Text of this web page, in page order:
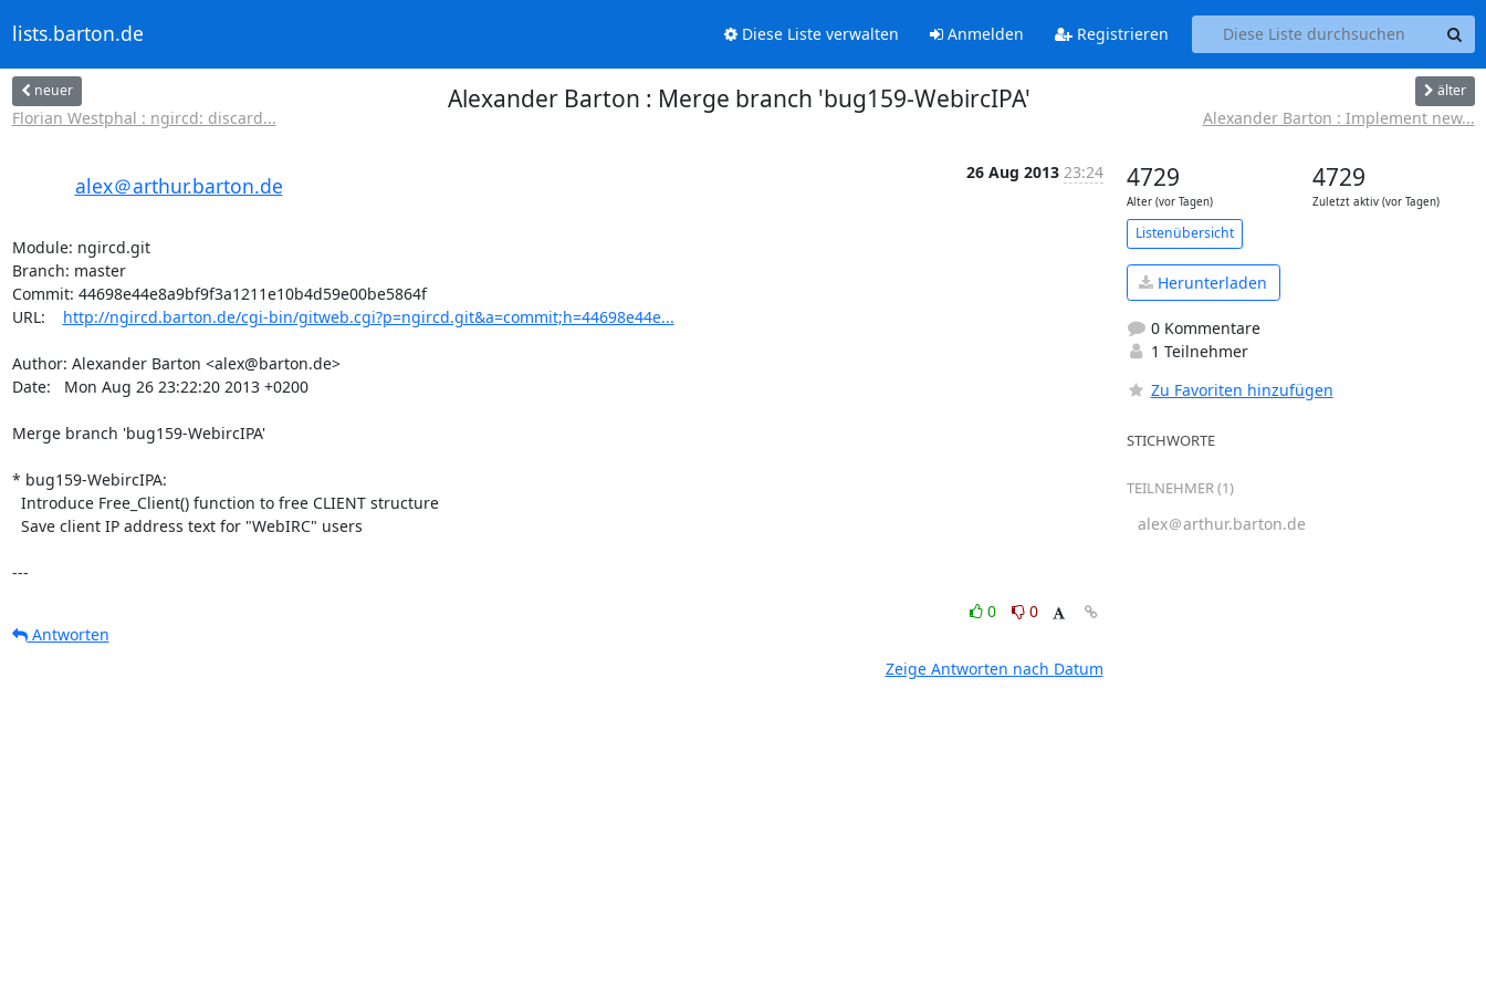
lists.barton.de Diese Liste verwalten Anmelden Registrieren
neuer
Florian Westphal : ngircd: discard...
Alexander Barton : Merge branch 'bug159-WebircIPA' älter
Alexander Barton : Implement new...
alex＠arthur.barton.de
26 Aug 2013 23:24
Module: ngircd.git
Branch: master
Commit: 44698e44e8a9bf9f3a1211e10b4d59e00be5864f
URL: http://ngircd.barton.de/cgi-bin/gitweb.cgi?p=ngircd.git&a=commit;h=44698e44e...
Author: Alexander Barton <alex@barton.de>
Date:   Mon Aug 26 23:22:20 2013 +0200
Merge branch 'bug159-WebircIPA'
* bug159-WebircIPA:
---
0
0
Antworten
Zeige Antworten nach Datum
4729
Alter (vor Tagen)
4729
Zuletzt aktiv (vor Tagen)
Listenübersicht
Herunterladen
0 Kommentare
1 Teilnehmer
Zu Favoriten hinzufügen
STICHWORTE
TEILNEHMER (1)
alex＠arthur.barton.de